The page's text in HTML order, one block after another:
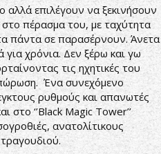
επιλέγουν να ξεκινήσουν
πέρασμα του, με ταχύτητα
πάντα σε παρασέρνουν. Άνετα
χρόνια. Δεν ξέρω και γω
τις ηχητικές του
Ένα συνεχόμενο
ρυθμούς και απανωτές
‘’Black Magic Tower’’
ανατολίτικους